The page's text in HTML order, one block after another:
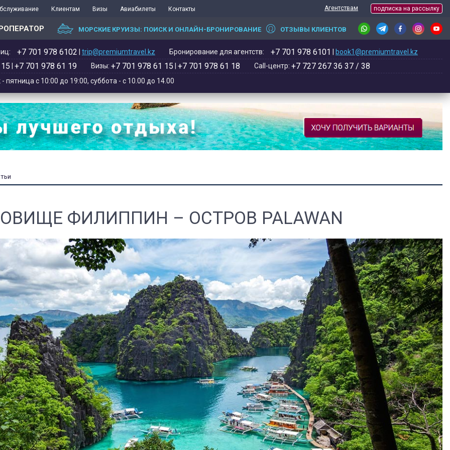
Клиентам Визы Авиабилеты Контакты Агентствам подписка на рассылку
МОРСКИЕ КРУИЗЫ: ПОИСК И ОНЛАЙН-БРОНИРОВАНИЕ ОТЗЫВЫ КЛИЕНТОВ
+7 701 978 6102‬ trip@premiumtravel.kz Бронирование для агентств: +7 701 978 6101 book1@premiumtravel.kz
+7 701 978 61 19 Визы: +7 701 978 61 15 +7 701 978 61 18 Call-центр: +7 727 267 36 37 / 38
пятница с 10:00 до 19:00, суббота - с 10.00 до 14.00
ФИЛИППИН – ОСТРОВ PALAWAN